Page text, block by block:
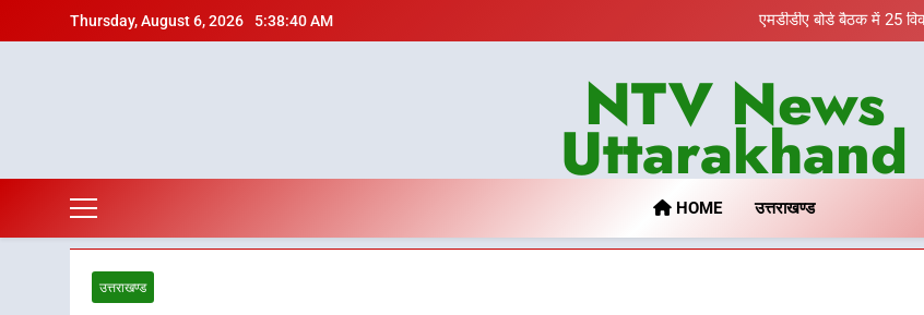
to
Thursday, August 6, 2026 5:38:41 AM
एमडीडीए बोर्ड बैठक में 25
मुख्यमंत्री पुष्कर सिंह धामी के
भारी से बहुत भारी वर्षा की
एमडीडीए बोर्ड बैठक में 25
मुख्यमंत्री पुष्कर सिंह धामी के
NTV News
Uttarakhand
HOME उत्तराखण्ड
उत्तराखण्ड